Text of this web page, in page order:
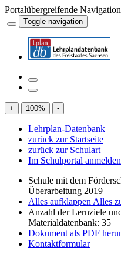
Portalübergreifende Navigation
Toggle navigation
+ 100% -
Lehrplan-Datenbank
zurück zur Startseite
zurück zur Schulart
Im Schulportal anmelden
Schule mit dem
Überarbeitung 2019
Alles aufklappen Alles
Anzahl der Lernziele
Materialdatenbank: 35
Dokument als PDF
Kontaktformular